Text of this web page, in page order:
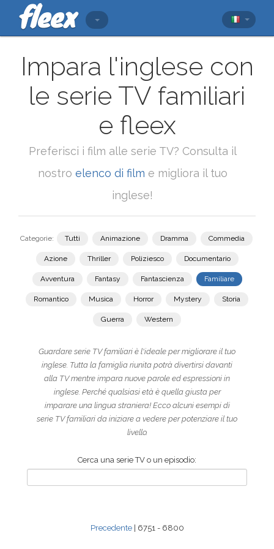
Impara l'inglese con
le serie TV familiari
e fleex
Preferisci i film alle serie TV? Consulta il
nostro elenco di film e migliora il tuo
inglese!
Categorie: Tutti Animazione Dramma Commedia
Azione Thriller Poliziesco Documentario
Avventura Fantasy Fantascienza Familiare
Romantico Musica Horror Mystery Storia
Guerra Western
Guardare serie TV familiari è l'ideale per migliorare il tuo
inglese. Tutta la famiglia riunita potrà divertirsi davanti
alla TV mentre impara nuove parole ed espressioni in
inglese. Perché qualsiasi età è quella giusta per
imparare una lingua straniera! Ecco alcuni esempi di
serie TV familiari da iniziare a vedere per potenziare il tuo
livello.
Cerca una serie TV o un episodio:
Precedente| 6751 - 6800